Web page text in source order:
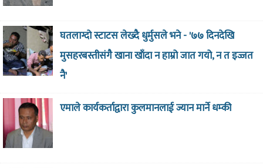
घतलाग्दो स्टाटस लेख्दै धुर्मुसले भने - '७७ दिनदेखि
मुसहरबस्तीसंगै खाना खाँदा न हाम्रो जात गयो, न त इज्जत
नै'
एमाले कार्यकर्ताद्वारा कुलमानलाई ज्यान मार्ने धम्की